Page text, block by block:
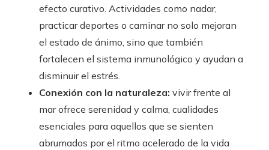
efecto curativo. Actividades como nadar,
practicar deportes o caminar no solo mejoran
el estado de ánimo, sino que también
fortalecen el sistema inmunológico y ayudan a
disminuir el estrés.
Conexión con la naturaleza: vivir frente al
mar ofrece serenidad y calma, cualidades
esenciales para aquellos que se sienten
abrumados por el ritmo acelerado de la vida